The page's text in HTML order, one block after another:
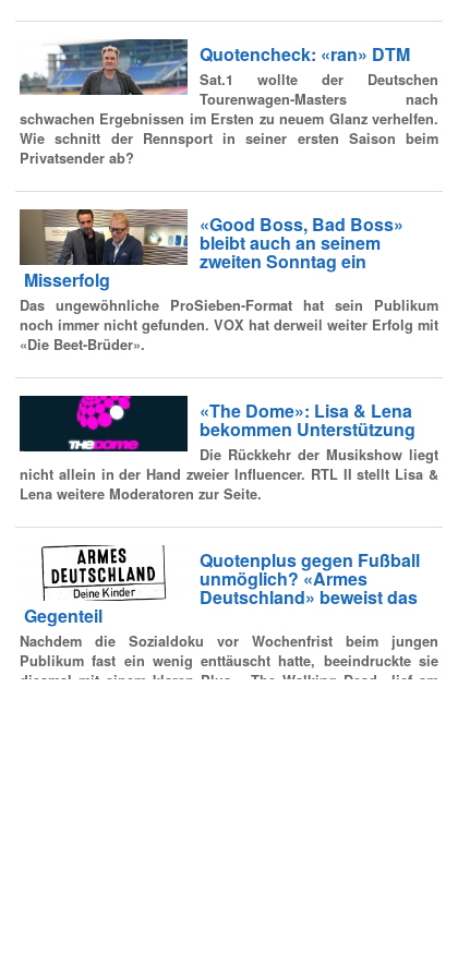
Quotencheck: «ran» DTM
Sat.1 wollte der Deutschen
Tourenwagen-Masters nach
schwachen Ergebnissen im Ersten zu neuem Glanz verhelfen.
Wie schnitt der Rennsport in seiner ersten Saison beim
Privatsender ab?
«Good Boss, Bad Boss»
bleibt auch an seinem
zweiten Sonntag ein
Misserfolg
Das ungewöhnliche ProSieben-Format hat sein Publikum
noch immer nicht gefunden. VOX hat derweil weiter Erfolg mit
«Die Beet-Brüder».
«The Dome»: Lisa & Lena
bekommen Unterstützung
Die Rückkehr der Musikshow liegt
nicht allein in der Hand zweier Influencer. RTL II stellt Lisa &
Lena weitere Moderatoren zur Seite.
Quotenplus gegen Fußball
unmöglich? «Armes
Deutschland» beweist das
Gegenteil
Nachdem die Sozialdoku vor Wochenfrist beim jungen
Publikum fast ein wenig enttäuscht hatte, beeindruckte sie
diesmal mit einem klaren Plus. «The Walking Dead» lief am